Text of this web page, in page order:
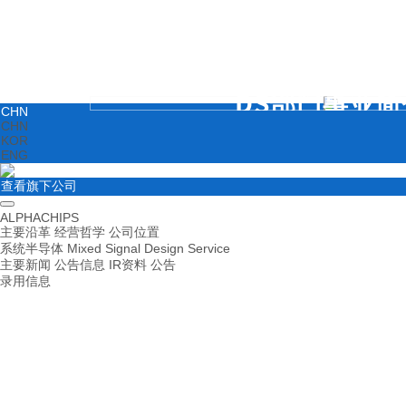
CHN
CHN
KOR
ENG
查看旗下公司
ALPHACHIPS
主要沿革 经营哲学 公司位置
系统半导体 Mixed Signal Design Service
主要新闻 公告信息 IR资料 公告
录用信息
DS部门事业